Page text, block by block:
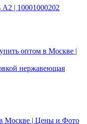
| 10001000202
нержавеющая